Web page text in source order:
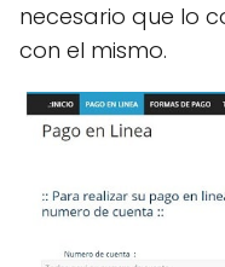
necesario que lo
con el mismo.